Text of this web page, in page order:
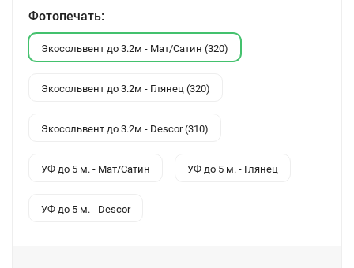
Фотопечать:
Экосольвент до 3.2м - Мат/Сатин (320)
Экосольвент до 3.2м - Глянец (320)
Экосольвент до 3.2м - Descor (310)
УФ до 5 м. - Мат/Сатин УФ до 5 м. - Глянец
УФ до 5 м. - Descor